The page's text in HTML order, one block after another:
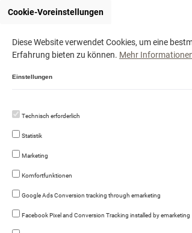
Recycling-Stofftasche
Cookie-Voreinstellungen
Diese Website verwendet Cookies, um eine
Erfahrung bieten zu können. Mehr
Einstellungen
Technisch erforderlich
Statistik
Marketing
Komfortfunktionen
Google Ads Conversion tracking through emarketing
Facebook Pixel and Conversion Tracking installed by emarketing